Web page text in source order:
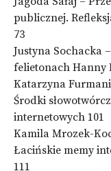
publicznej.
73
Justyna Sochacka
felietonach Hanny
Katarzyna
Środki
internetowych 101
Kamila Mrozek-
Łacińskie memy
111